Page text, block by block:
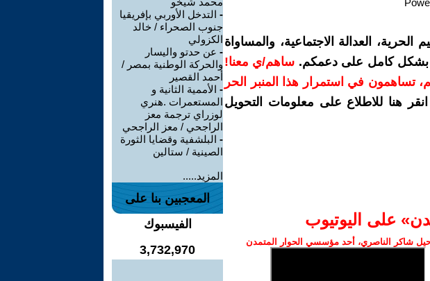
العدالة الاجتماعية، والمساواة
بشكل كامل على دعمكم. ساهم/ي معنا!
تساهمون في استمرار هذا المنبر الحر
انقر هنا للاطلاع على معلومات التحويل
على اليوتيوب
شاكر الناصري، أحد مؤسسي الحوار المتمدن
- التدخل الأوربي بإفريقيا
جنوب الصحراء / خالد
الكزولي
- عن حدتو واليسار
والحركة الوطنية بمصر /
أحمد القصير
- الأممية الثانية و
المستعمرات .هنري
لوزراي ترجمة معز
الراجحي / معز الراجحي
- البلشفية وقضايا الثورة
الصينية / ستالين
المزيد.....
المعجبين بنا على
الفيسبوك
3,732,970